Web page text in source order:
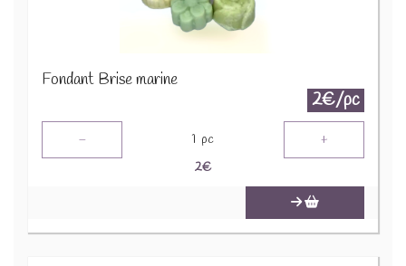
Fondant Brise marine
2€/pc
- 1 pc +
2€